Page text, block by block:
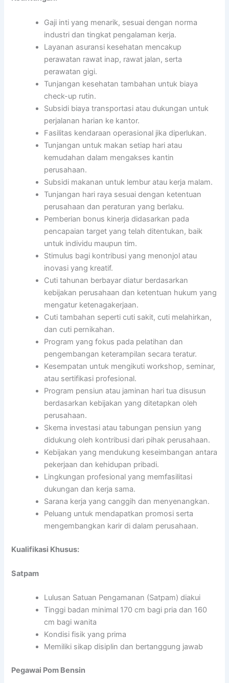
Gaji inti yang menarik, sesuai dengan norma
industri dan tingkat pengalaman kerja.
Layanan asuransi kesehatan mencakup
perawatan rawat inap, rawat jalan, serta
perawatan gigi.
Tunjangan kesehatan tambahan untuk biaya
check-up rutin.
Subsidi biaya transportasi atau dukungan untuk
perjalanan harian ke kantor.
Fasilitas kendaraan operasional jika diperlukan.
Tunjangan untuk makan setiap hari atau
kemudahan dalam mengakses kantin
perusahaan.
Subsidi makanan untuk lembur atau kerja malam.
Tunjangan hari raya sesuai dengan ketentuan
perusahaan dan peraturan yang berlaku.
Pemberian bonus kinerja didasarkan pada
pencapaian target yang telah ditentukan, baik
untuk individu maupun tim.
Stimulus bagi kontribusi yang menonjol atau
inovasi yang kreatif.
Cuti tahunan berbayar diatur berdasarkan
kebijakan perusahaan dan ketentuan hukum yang
mengatur ketenagakerjaan.
Cuti tambahan seperti cuti sakit, cuti melahirkan,
dan cuti pernikahan.
Program yang fokus pada pelatihan dan
pengembangan keterampilan secara teratur.
Kesempatan untuk mengikuti workshop, seminar,
atau sertifikasi profesional.
Program pensiun atau jaminan hari tua disusun
berdasarkan kebijakan yang ditetapkan oleh
perusahaan.
Skema investasi atau tabungan pensiun yang
didukung oleh kontribusi dari pihak perusahaan.
Kebijakan yang mendukung keseimbangan antara
pekerjaan dan kehidupan pribadi.
Lingkungan profesional yang memfasilitasi
dukungan dan kerja sama.
Sarana kerja yang canggih dan menyenangkan.
Peluang untuk mendapatkan promosi serta
mengembangkan karir di dalam perusahaan.
Kualifikasi Khusus:
Satpam
Lulusan Satuan Pengamanan (Satpam) diakui
Tinggi badan minimal 170 cm bagi pria dan 160
cm bagi wanita
Kondisi fisik yang prima
Memiliki sikap disiplin dan bertanggung jawab
Pegawai Pom Bensin